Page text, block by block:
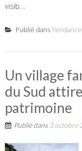
visib...
Publié dans
Un village
du Sud
patrimoine
Publié dans3 octobre